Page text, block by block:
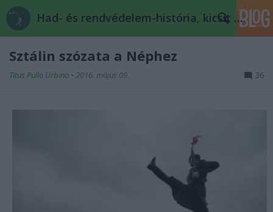
Had- és rendvédelem-história, kicsit másképp
Sztálin szózata a Néphez
Titus Pullo Urbino • 2016. május 09. 36